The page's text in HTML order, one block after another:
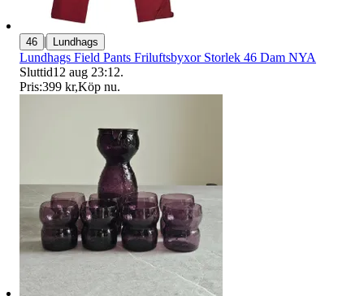
46 | Lundhags
Lundhags Field Pants Friluftsbyxor Storlek 46 Dam NYA
Sluttid12 aug 23:12.
Pris:399 kr,Köp nu.